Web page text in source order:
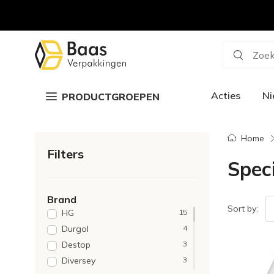
PRODUCTGROEPEN Acties
Filters
Brand
HG 15
Durgol 4
Destop 3
Diversey 3
Home
Sort by: